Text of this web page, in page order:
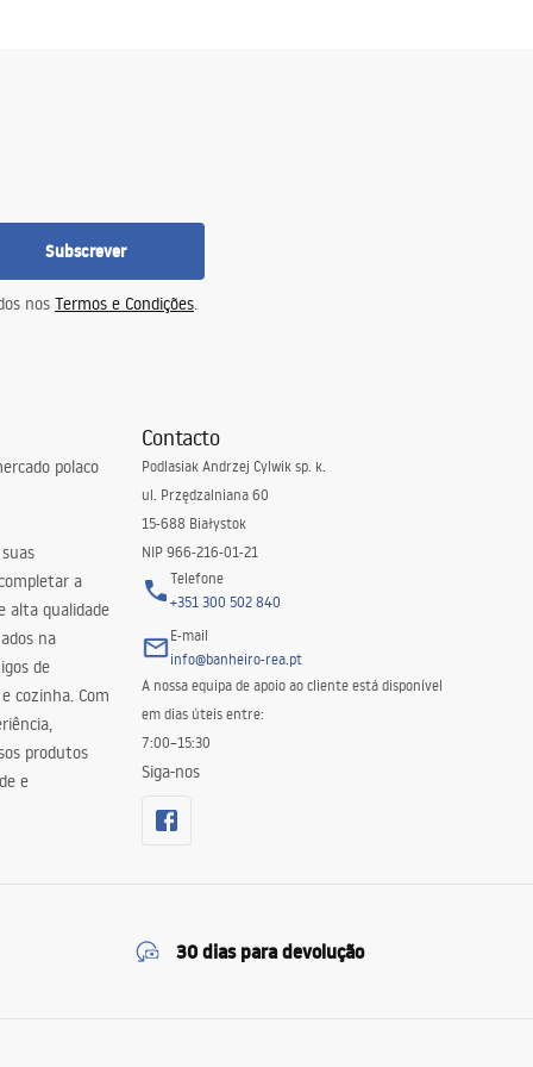
Subscrever
nos Termos e Condições.
polaco
a
alta qualidade
na
de
cozinha. Com
produtos
e
Contacto
Podlasiak Andrzej Cylwik sp. k.
ul. Przędzalniana 60
15-688 Białystok
NIP 966-216-01-21
Telefone
+351 300 502 840
E-mail
info@banheiro-rea.pt
A nossa equipa de apoio ao cliente está disponível
em dias úteis entre:
7:00–15:30
Siga-nos
30 dias para devolução